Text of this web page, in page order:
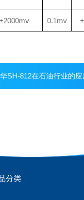
0.1mv
SH-812在石油行业的应
分类